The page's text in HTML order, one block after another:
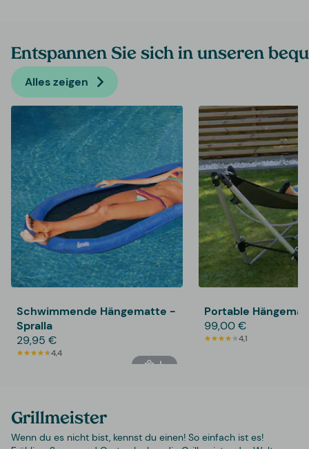
Entspannen Sie sich in unseren
Alles zeigen
Schwimmende Hängematte -
Spralla
29,95 €
4,4
Portable
99,00 €
4,1
Grillmeister
Wenn du es nicht bist, kennst du einen! So einfach ist es!